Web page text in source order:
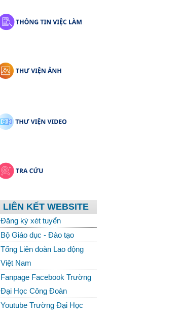
LIÊN KẾT WEBSITE
Đăng ký xét tuyển
Bộ Giáo dục - Đào tạo
Tổng Liên đoàn Lao động
Việt Nam
Fanpage Facebook Trường
Đại Học Công Đoàn
Youtube Trường Đại Học